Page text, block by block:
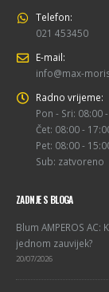
Telefon:
021 453450
E-mail:
info@max-
Radno vrijeme:
Pon - Sri: 08:00
Čet: 08:00 -
Pet: 08:00 -
Sub: zatvoreno
ZADNJE S BLOGA
Blum AMPEROS
jednom zauvijek?
20/07/2026